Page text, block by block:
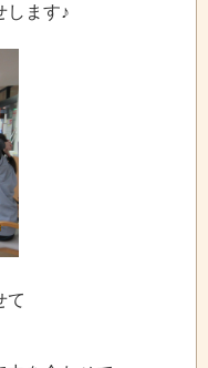
します♪
て